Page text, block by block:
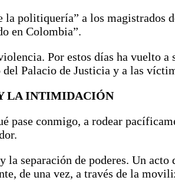
politiquería” a los magistrados
en Colombia”.
Por estos días ha vuelto
Palacio de Justicia y a las
LA INTIMIDACIÓN
pase conmigo, a rodear
la separación de poderes. Un
de una vez, a través de la